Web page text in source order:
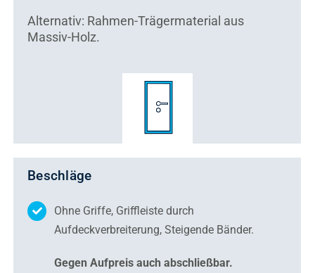
Alternativ: Rahmen-Trägermaterial aus
Massiv-Holz.
Beschläge
Ohne Griffe, Griffleiste durch
Aufdeckverbreiterung,Steigende Bänder.
Gegen Aufpreis auch abschließbar.